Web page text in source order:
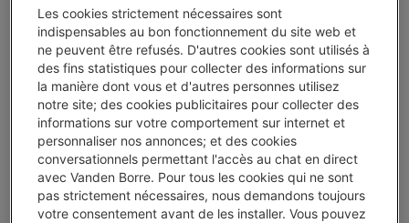
Niveau sonore: 45 dB
Mode de séchage: Airdry avec Autodoor
Disponible-Voir le stock
€ 1.199,00
J'achète
Comparer
Les cookies strictement nécessaires sont
indispensables au bon fonctionnement du site web et
ne peuvent être refusés. D'autres cookies sont utilisés à
des fins statistiques pour collecter des informations sur
la manière dont vous et d'autres personnes utilisez
notre site; des cookies publicitaires pour collecter des
informations sur votre comportement sur internet et
personnaliser nos annonces; et des cookies
conversationnels permettant l'accès au chat en direct
avec Vanden Borre. Pour tous les cookies qui ne sont
pas strictement nécessaires, nous demandons toujours
votre consentement avant de les installer. Vous pouvez